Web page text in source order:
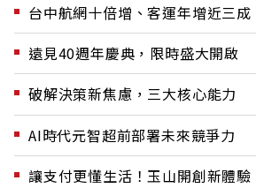
台中航網十倍增、客運年增近三成
遠見40週年慶典，限時盛大開啟
破解決策新焦慮，三大核心能力
AI時代元智超前部署未來競爭力
讓支付更懂生活！玉山開創新體驗